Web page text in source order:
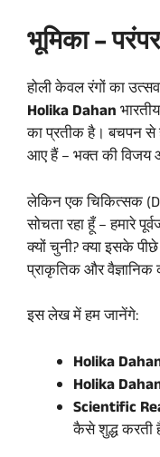
भूमिका –
होली केवल रंगों का
Holika Dahan
का प्रतीक है। बचपन से
आए हैं – भक्त की विजय
लेकिन एक चिकित्सक
सोचता रहा हूँ – हमारे
क्यों चुनी? क्या इसके
प्राकृतिक और वैज्ञानिक
इस लेख में हम जानेंगे:
Holika
Holika
Scientific
कैसे शुद्ध करती